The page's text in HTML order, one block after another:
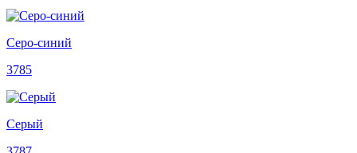
Серо-синий
3785
Серый